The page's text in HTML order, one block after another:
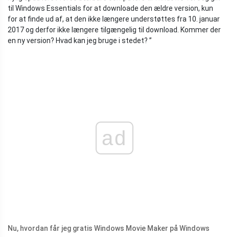
til Windows Essentials for at downloade den ældre version, kun
for at finde ud af, at den ikke længere understøttes fra 10. januar
2017 og derfor ikke længere tilgængelig til download. Kommer der
en ny version? Hvad kan jeg bruge i stedet? ”
ad
Nu, hvordan får jeg gratis Windows Movie Maker på Windows